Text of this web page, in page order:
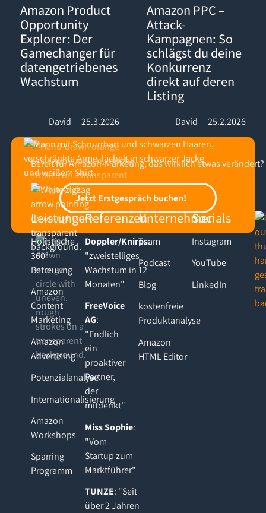
Amazon Product
Opportunity
Explorer: Der
Gamechanger für
datengetriebenes
Wachstum
David 25.3.2026
Amazon PPC –
Attack-
Kampagnen: So
schlägst du deine
Konkurrenz
direkt auf deren
Listing
David 25.2.2026
Bereit für Amazon-Marketing, das wirklich etwas verändert?
Jetzt Erstgespräch buchen!
Jetzt Erstgespräch buchen!
Leistungen
Holistische
360°
Betreuung
Amazon
Content
Marketing
Amazon
Advertising
Potenzialanalyse
Internationalisierung
Amazon
Workshops
Sparring
Programm
Referenzen
Doppler/Knirps:
"zweistelliges
Wachstum in 12
Monaten"
FreeVoice
AG:
"Endlich
ein
proaktiver
Partner,
der
mitdenkt"
Miss Sophie:
"Vom
Startup zum
Marktführer"
TUNZE: "Seit
über 2 Jahren
Unternehmen
Team
Podcast
Blog
kostenfreie
Produktanalyse
Amazon
HTML Editor
Socials
Instagram
YouTube
LinkedIn